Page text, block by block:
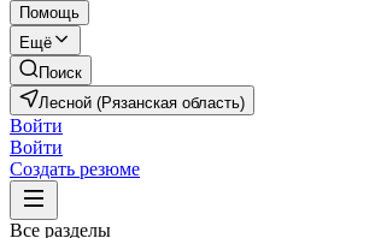
Помощь
Ещё
Поиск
Лесной (Рязанская область)
Войти
Войти
Создать резюме
Все разделы